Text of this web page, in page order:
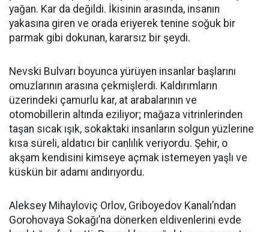
yağan. Kar da değildi. İkisinin arasında, insanın
yakasına giren ve orada eriyerek tenine soğuk bir
parmak gibi dokunan, kararsız bir şeydi.
Nevski Bulvarı boyunca yürüyen insanlar başlarını
omuzlarının arasına çekmişlerdi. Kaldırımların
üzerindeki çamurlu kar, at arabalarının ve
otomobillerin altında eziliyor; mağaza vitrinlerinden
taşan sıcak ışık, sokaktaki insanların solgun yüzlerine
kısa süreli, aldatıcı bir canlılık veriyordu. Şehir, o
akşam kendisini kimseye açmak istemeyen yaşlı ve
küskün bir adamı andırıyordu.
Aleksey Mihayloviç Orlov, Griboyedov Kanalı’ndan
Gorohovaya Sokağı’na dönerken eldivenlerini evde